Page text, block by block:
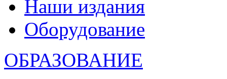
Наши издания
Оборудование
ОБРАЗОВАНИЕ